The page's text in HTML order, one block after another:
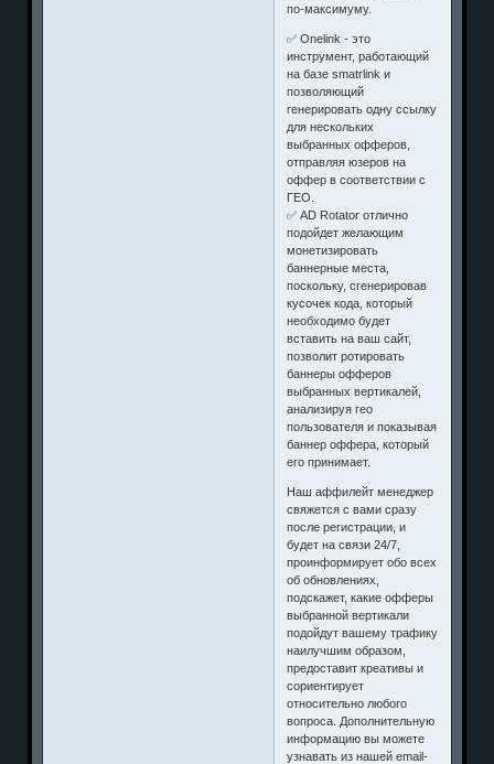
по-максимуму.
✅ Onelink - это
инструмент, работающий
на базе smatrlink и
позволяющий
генерировать одну ссылку
для нескольких
выбранных офферов,
отправляя юзеров на
оффер в соответствии с
ГЕО.
✅ AD Rotator отлично
подойдет желающим
монетизировать
баннерные места,
поскольку, сгенерировав
кусочек кода, который
необходимо будет
вставить на ваш сайт,
позволит ротировать
баннеры офферов
выбранных вертикалей,
анализируя гео
пользователя и показывая
баннер оффера, который
его принимает.
Наш аффилейт менеджер
свяжется с вами сразу
после регистрации, и
будет на связи 24/7,
проинформирует обо всех
об обновлениях,
подскажет, какие офферы
выбранной вертикали
подойдут вашему трафику
наилучшим образом,
предоставит креативы и
сориентирует
относительно любого
вопроса. Дополнительную
информацию вы можете
узнавать из нашей email-